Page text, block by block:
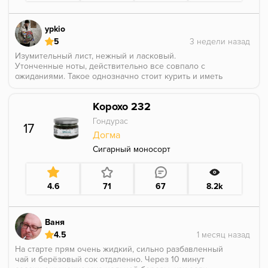
ypkio
5
Изумительный лист, нежный и ласковый.
Утонченные ноты, действительно все совпало с
ожиданиями. Такое однозначно стоит курить и иметь
17
Корохо 232
Гондурас
Догма
Сигарный моносорт
4.6 71 67 8.2k
Ваня
4.5
На старте прям очень жидкий, сильно разбавленный
чай и берёзовый сок отдаленно. Через 10 минут